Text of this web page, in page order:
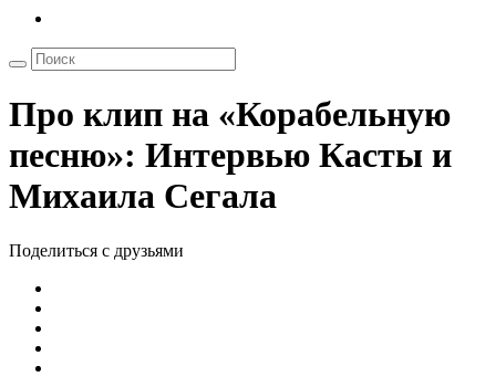
Про клип на «Корабельную
песню»: Интервью Касты и
Михаила Сегала
Поделиться с друзьями